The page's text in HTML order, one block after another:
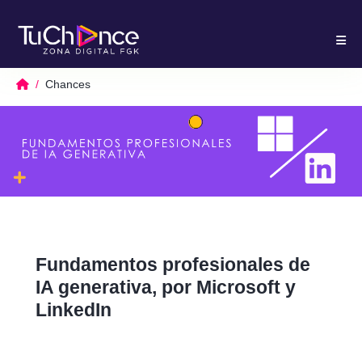
Chances
Fundamentos profesionales de
IA generativa, por Microsoft y
LinkedIn